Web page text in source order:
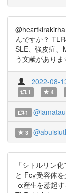
んですか？
SLE、強皮症、
う文献があり
2022-08-
1 4
1 @iamatau
3
「シトルリン
と Fcγ受容体
-α産生を惹起す